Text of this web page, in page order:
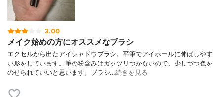
3.00
メイク始めの方にオススメなブラシ
エクセルから出たアイシャドウブラシ。平筆でアイホールに伸ばしやす
い形をしています。筆の粉含みはガッツリつかないので、少しづつ色を
のせられていいと思います。ブラシ…続きを見る